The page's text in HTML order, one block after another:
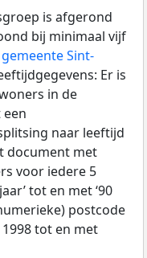
is afgerond
bij minimaal vijf
Sint-
Er is
in de
naar leeftijd
document met
voor iedere 5
tot en met ‘90
postcode
tot en met